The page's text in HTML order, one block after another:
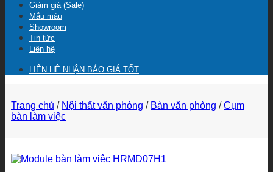
Giảm giá (Sale)
Mẫu màu
Showroom
Tin tức
Liên hệ
LIÊN HỆ NHẬN BÁO GIÁ TỐT
Trang chủ / Nội thất văn phòng / Bàn văn phòng / Cụm
bàn làm việc